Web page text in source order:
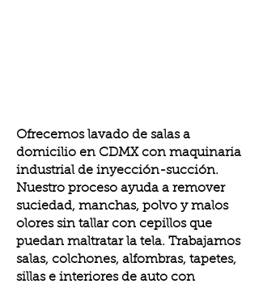
Ofrecemos lavado de salas a
domicilio en CDMX con maquinaria
industrial de inyección-succión.
Nuestro proceso ayuda a remover
suciedad, manchas, polvo y malos
olores sin tallar con cepillos que
puedan maltratar la tela. Trabajamos
salas, colchones, alfombras, tapetes,
sillas e interiores de auto con